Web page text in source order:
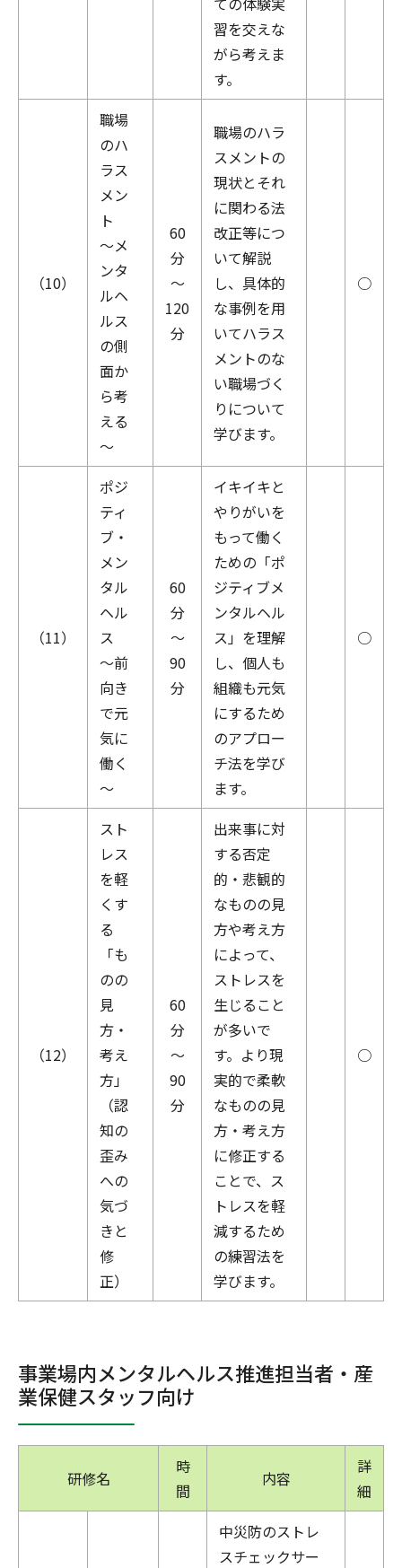
習を交えな
がら考えま
す。
（10）
職場
のハ
ラス
メン
ト
～メ
ンタ
ルヘ
ルス
の側
面か
ら考
える
～
60
分
～
120
分
職場のハラ
スメントの
現状とそれ
に関わる法
改正等につ
いて解説
し、具体的
な事例を用
いてハラス
メントのな
い職場づく
りについて
学びます。
○
（11）
ポジ
ティ
ブ・
メン
タル
ヘル
ス
～前
向き
で元
気に
働く
～
60
分
～
90
分
イキイキと
やりがいを
もって働く
ための「ポ
ジティブメ
ンタルヘル
ス」を理解
し、個人も
組織も元気
にするため
のアプロー
チ法を学び
ます。
○
（12）
スト
レス
を軽
くす
る
「も
のの
見
方・
考え
方」
（認
知の
歪み
への
気づ
きと
修
正）
60
分
～
90
分
出来事に対
する否定
的・悲観的
なものの見
方や考え方
によって、
ストレスを
生じること
が多いで
す。より現
実的で柔軟
なものの見
方・考え方
に修正する
ことで、ス
トレスを軽
減するため
の練習法を
学びます。
○
事業場内メンタルヘルス推進担当者・産
業保健スタッフ向け
研修名
時
間
内容
詳
細
中災防のストレ
スチェックサー